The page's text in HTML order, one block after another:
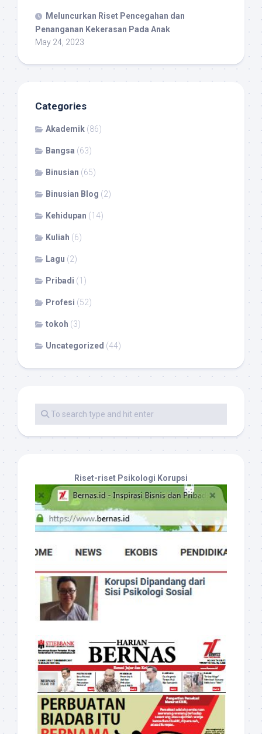
Meluncurkan Riset Pencegahan dan
Penanganan Kekerasan Pada Anak
May 24, 2023
Categories
Akademik (86)
Bangsa (63)
Binusian (65)
Binusian Blog (2)
Kehidupan (14)
Kuliah (6)
Lagu (2)
Pribadi (1)
Profesi (52)
tokoh (3)
Uncategorized (44)
Riset-riset Psikologi Korupsi